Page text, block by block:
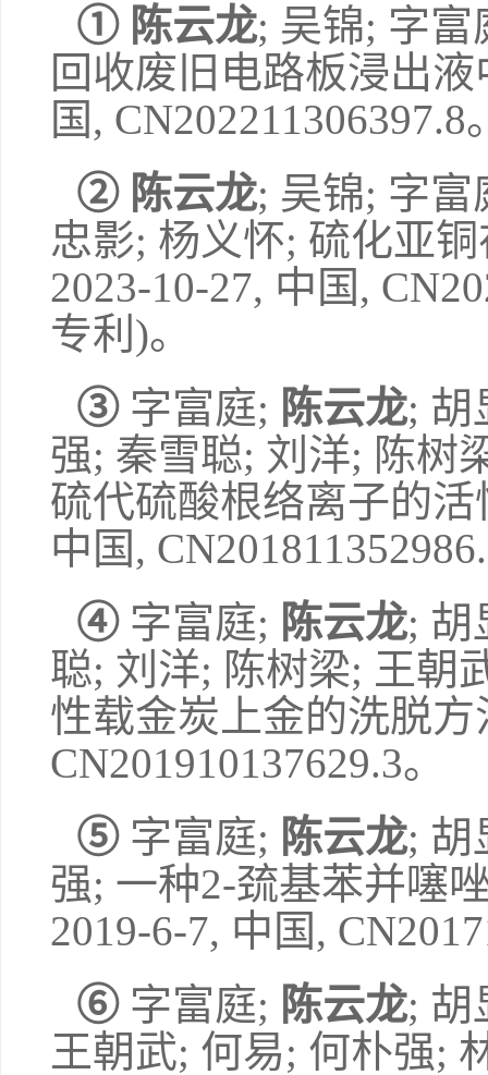
① 陈云龙; 吴锦; 字富
回收废旧电路板浸出液
国, CN202211306397.8
② 陈云龙; 吴锦; 字富
忠影; 杨义怀; 硫化亚
2023-10-27, 中国,
专利 )。
③ 字富庭; 陈云龙; 胡
强; 秦雪聪; 刘洋; 陈树
硫代硫酸根络离子的
中国,
④ 字富庭; 陈云龙; 胡
聪; 刘洋; 陈树梁; 王朝
性载金炭上金的洗脱方
CN201910137629.3。
⑤ 字富庭; 陈云龙; 胡
强; 一种2-巯基苯并噻
2019-6-7, 中国,
⑥ 字富庭; 陈云龙; 胡
王朝武; 何易; 何朴强;